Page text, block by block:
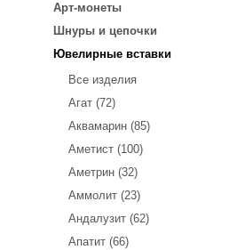
Арт-монеты
Шнуры и цепочки
Ювелирные вставки
Все изделия
Агат (72)
Аквамарин (85)
Аметист (100)
Аметрин (32)
Аммолит (23)
Андалузит (62)
Апатит (66)